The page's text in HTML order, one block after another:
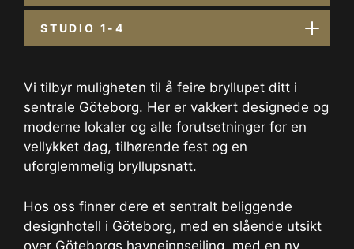
STUDIO 1-4
Vi tilbyr muligheten til å feire bryllupet ditt i
sentrale Göteborg. Her er vakkert designede og
moderne lokaler og alle forutsetninger for en
vellykket dag, tilhørende fest og en
uforglemmelig bryllupsnatt.
Hos oss finner dere et sentralt beliggende
designhotell i Göteborg, med en slående utsikt
over Göteborgs havneinnseiling, med en ny